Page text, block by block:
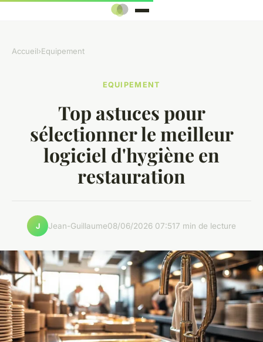
Accueil›Equipement
EQUIPEMENT
Top astuces pour
sélectionner le meilleur
logiciel d'hygiène en
restauration
J Jean-Guillaume08/06/2026 07:517 min de lecture